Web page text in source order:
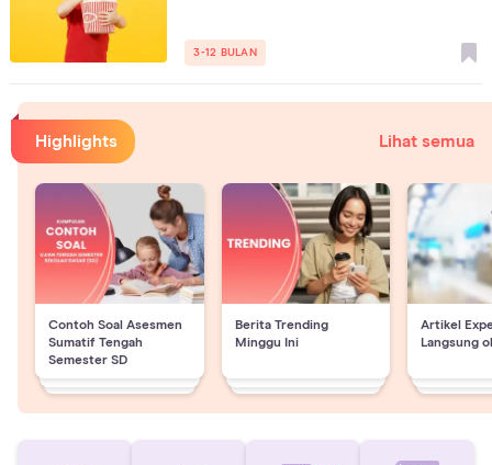
3-12 BULAN
Highlights Lihat semua
Contoh Soal Asesmen
Sumatif Tengah
Semester SD
Berita Trending
Minggu Ini
Artikel
Langsung